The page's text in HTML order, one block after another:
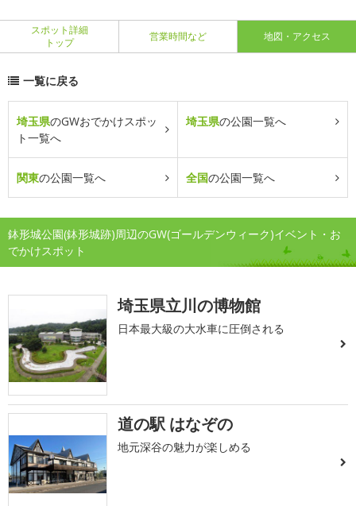
スポット詳細
トップ
営業時間など 地図・アクセス
一覧に戻る
埼玉県のGWおでかけスポッ
ト一覧へ
埼玉県の公園一覧へ
関東の公園一覧へ 全国の公園一覧へ
鉢形城公園(鉢形城跡)周辺のGW(ゴールデンウィーク)イベント・お
でかけスポット
埼玉県立川の博物館
日本最大級の大水車に圧倒される
道の駅 はなぞの
地元深谷の魅力が楽しめる